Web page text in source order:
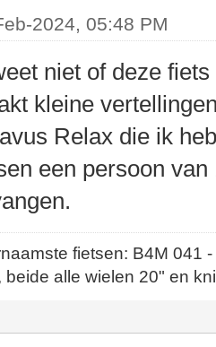
2024, 05:48 PM
niet of deze
kleine
Relax die ik
een persoon
fietsen: B4M
beide alle wielen 20" en